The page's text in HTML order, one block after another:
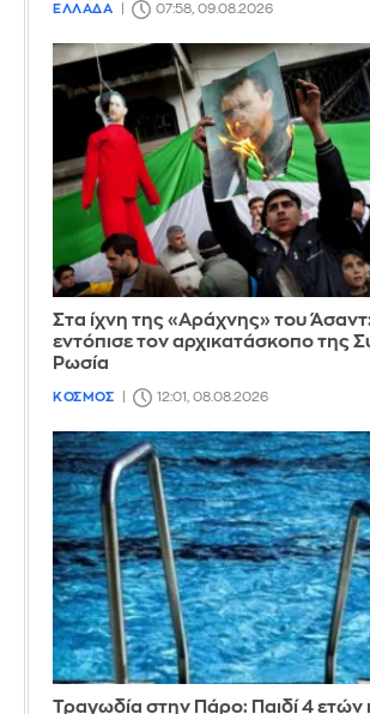
ΕΛΛΑΔΑ 07:58, 09.08.2026
Στα ίχνη της «Αράχνης» του
εντόπισε τον αρχικατάσκοπο της
Ρωσία
ΚΟΣΜΟΣ 12:01, 08.08.2026
Τραγωδία στην Πάρο: Παιδί 4 ετών